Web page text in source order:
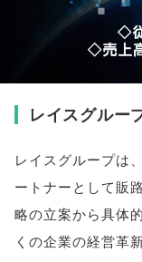
レイスグルー
レイスグループは、
ートナーとして販
略の立案から具体
くの企業の経営革